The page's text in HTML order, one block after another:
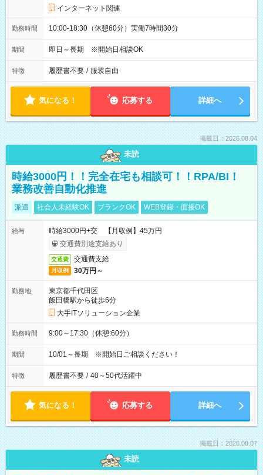
インターネット関連
勤務時間 10:00-18:30（休憩60分）実働7時間30分
期間 即日～長期 ※開始日相談OK
特徴 履歴書不要 / 服装自由
気になる！ 応募する 詳細へ
掲載日：2026.08.04
未読
時給3000円！！完全在宅も相談可！！RPA/BI！
業務改善自動化推進
派遣 社会人未経験OK ブランクOK WEB登録・面接OK
給与
時給3000円+交 【月収例】45万円
交通費別途支給あり
交通費 交通費支給
月収例 30万円～
勤務地
東京都千代田区
飯田橋駅から徒歩6分
大手ITソリューション企業
勤務時間 9:00～17:30（休憩:60分）
期間 10/01～長期 ※開始日ご相談ください！
特徴 履歴書不要 / 40～50代活躍中
気になる！ 応募する 詳細へ
掲載日：2026.08.07
未読